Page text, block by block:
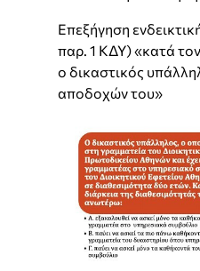
Επεξήγηση
παρ. 1 ΚΔΥ) «κατά
ο δικαστικός
αποδοχών του»